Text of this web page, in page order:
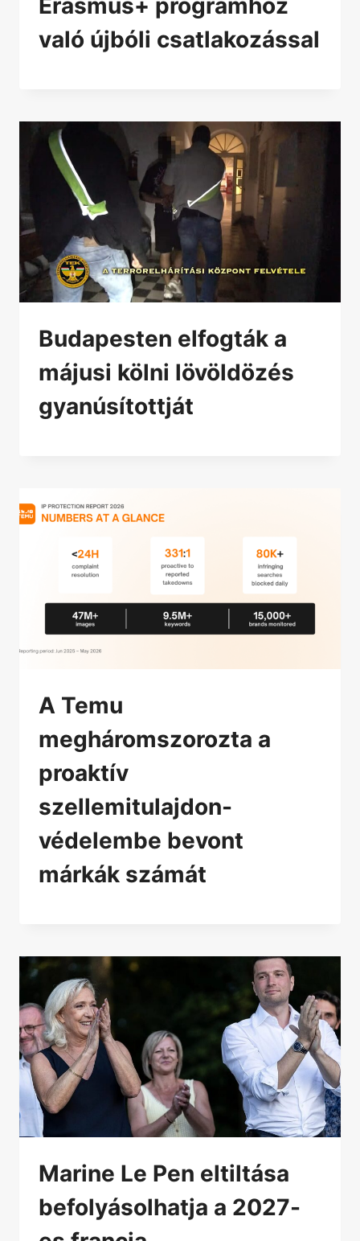
Erasmus+ programhoz
való újbóli csatlakozással
Budapesten elfogták a
májusi kölni lövöldözés
gyanúsítottját
A Temu
megháromszorozta a
proaktív
szellemitulajdon-
védelembe bevont
márkák számát
Marine Le Pen eltiltása
befolyásolhatja a 2027-